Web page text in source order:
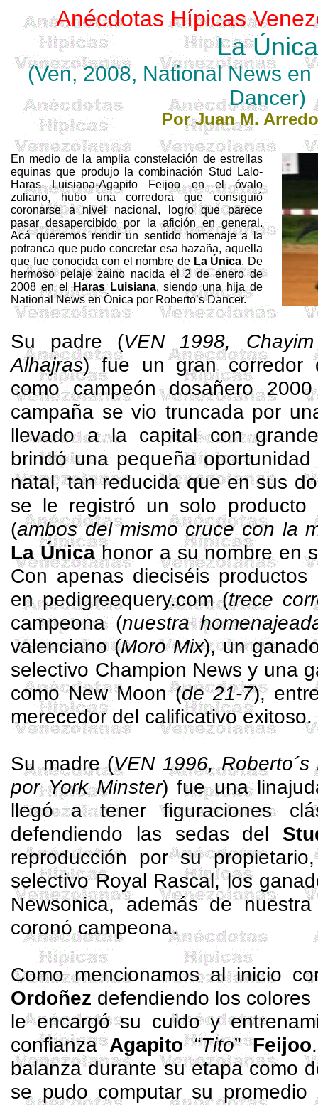
Anécdotas Hípicas
La Única
(Ven, 2008, NationalNews en
Dancer)
Por Juan M.
En medio de la amplia constelación de estrellas
equinas que produjo la combinación Stud Lalo-
Haras Luisiana-Agapito Feijoo en el óvalo
zuliano, hubo una corredora que consiguió
coronarse a nivel nacional, logro que parece
pasar desapercibido por la afición en general.
Acá queremos rendir un sentido homenaje a la
potranca que pudo concretar esa hazaña, aquella
que fue conocida con el nombre de La Única. De
hermoso pelaje zaino nacida el 2 de enero de
2008 en elHaras Luisiana, siendo una hija de
NationalNews enÓnica por Roberto’s Dancer.
Su padre (VEN 1998, Chayim
Alhajras) fue un gran corredor
como campeón dosañero
campaña se vio truncada por
llevado a la capital con
brindó una pequeña
natal, tan reducida que en sus
se le registró un solo
(ambos del mismo crucecon la
La Únicahonor a su nombre en
Con apenas dieciséis
en pedigreequery.com (trece
campeona (nuestra
valenciano (MoroMix), un
selectivo Champion News y una
como New Moon (de 21-7),
merecedor del calificativo exitoso.
Su madre (VEN 1996,Roberto´s
por YorkMinster) fue una
llegó a tener figuraciones
defendiendo las sedas del
reproducción por su
selectivo Royal Rascal, los
Newsonica, además de
coronó campeona.
Como mencionamos al inicio
Ordoñez defendiendo los
le encargó su cuido y
confianzaAgapito“Tito”Feijoo
balanza durante su etapa como
se pudo computar su